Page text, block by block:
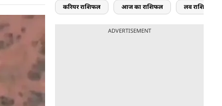
ग्लाइड
में शामिल
करियर राशिफल आज का राशिफल लव राशिफल
ADVERTISEMENT